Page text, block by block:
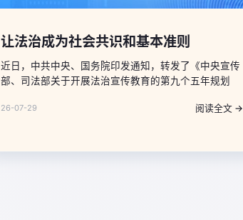
让法治成为社会共识和基本准则
近日，中共中央、国务院印发通知，转发了《中央宣传
部、司法部关于开展法治宣传教育的第九个五年规划
五”普法作了全面部署。
26-07-29 阅读全文 →